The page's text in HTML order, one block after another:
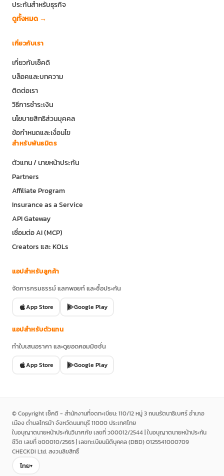
ประกันสำหรับธุรกิจ
ดูทั้งหมด →
เกี่ยวกับเรา
เกี่ยวกับเช็คดิ
บล็อคและบทความ
ติดต่อเรา
วิธีการชำระเงิน
นโยบายสิทธิส่วนบุคคล
ข้อกำหนดและเงื่อนไข
สำหรับพันธมิตร
ตัวแทน / นายหน้าประกัน
Partners
Affiliate Program
Insurance as a Service
API Gateway
เชื่อมต่อ AI (MCP)
Creators และ KOLs
แอปสำหรับลูกค้า
จัดการกรมธรรม์ แลกพอยท์ และซื้อประกัน
App Store Google Play
แอปสำหรับตัวแทน
ทำใบเสนอราคา และดูยอดคอมมิชชั่น
App Store Google Play
© Copyright เช็คดิ - สำนักงานที่จดทะเบียน: 110/12 หมู่ 3 ถนนรัตนาธิเบศร์ อำเภอ
เมือง ตำบลไทรม้า จังหวัดนนทบุรี 11000 ประเทศไทย
ใบอนุญาตนายหน้าประกันวินาศภัย เลขที่ ว00012/2544 | ใบอนุญาตนายหน้าประกัน
ชีวิต เลขที่ ช00010/2565 | เลขทะเบียนนิติบุคคล (DBD) 0125541000709
CHECKDI Ltd. สงวนลิขสิทธิ์
ไทย